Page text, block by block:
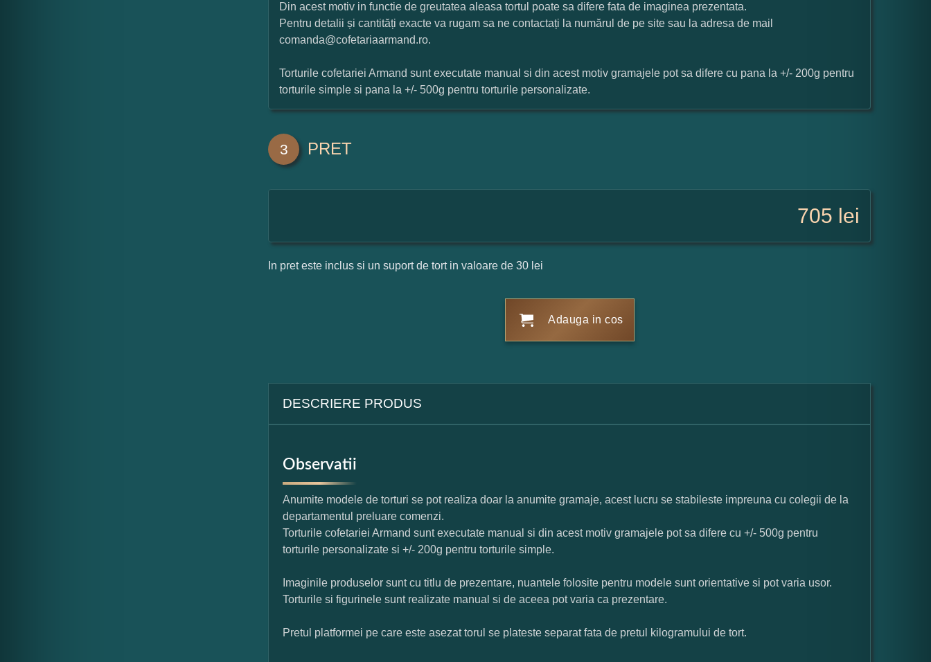
Din acest motiv in functie de greutatea aleasa tortul poate sa difere fata de imaginea prezentata.
Pentru detalii și cantități exacte va rugam sa ne contactați la numărul de pe site sau la adresa de mail
comanda@cofetariaarmand.ro.
Torturile cofetariei Armand sunt executate manual si din acest motiv gramajele pot sa difere cu pana la +/- 200g pentru
torturile simple si pana la +/- 500g pentru torturile personalizate.
3 PRET
705 lei
In pret este inclus si un suport de tort in valoare de 30 lei
Adauga in cos
DESCRIERE PRODUS
Observatii
Anumite modele de torturi se pot realiza doar la anumite gramaje, acest lucru se stabileste impreuna cu colegii de la
departamentul preluare comenzi.
Torturile cofetariei Armand sunt executate manual si din acest motiv gramajele pot sa difere cu +/- 500g pentru
torturile personalizate si +/- 200g pentru torturile simple.
Imaginile produselor sunt cu titlu de prezentare, nuantele folosite pentru modele sunt orientative si pot varia usor.
Torturile si figurinele sunt realizate manual si de aceea pot varia ca prezentare.
Pretul platformei pe care este asezat torul se plateste separat fata de pretul kilogramului de tort.